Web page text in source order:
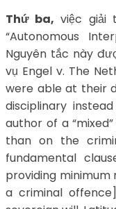
Thứ ba, việc giải
“Autonomous
Nguyên tắc này
vụ Engel v. The
were able at their
disciplinary
author of a
than on the
fundamental
providing
a criminal